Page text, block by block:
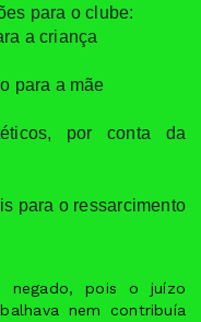
para o clube:
a criança
para a mãe
por conta da
para o ressarcimento
negado, pois o juízo
nem contribuía